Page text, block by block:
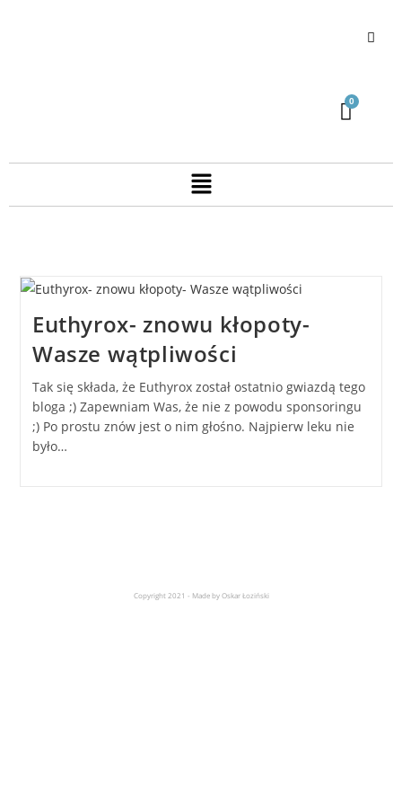
Euthyrox- znowu kłopoty-
Wasze wątpliwości
Tak się składa, że Euthyrox został ostatnio gwiazdą tego
bloga ;) Zapewniam Was, że nie z powodu sponsoringu
;) Po prostu znów jest o nim głośno. Najpierw leku nie
było…
Copyright 2021 - Made by Oskar Łoziński